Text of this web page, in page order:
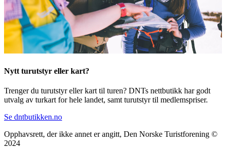
Nytt turutstyr eller kart?
Trenger du turutstyr eller kart til turen? DNTs nettbutikk har godt
utvalg av turkart for hele landet, samt turutstyr til medlemspriser.
Se dntbutikken.no
Opphavsrett, der ikke annet er angitt, Den Norske Turistforening ©
2024